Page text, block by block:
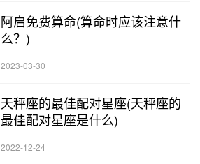
阿启免费算命(算命时应该注意什
么？)
2023-03-30
天秤座的最佳配对星座(天秤座的
最佳配对星座是什么)
2022-12-24